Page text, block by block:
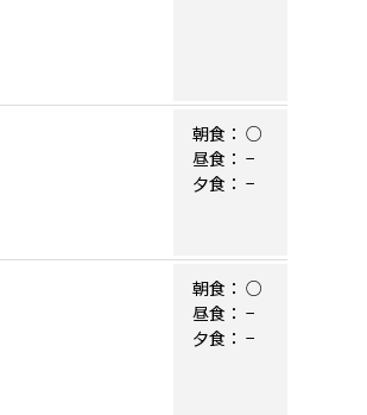
朝食： ○
昼食： −
夕食： −
朝食： ○
昼食： −
夕食： −